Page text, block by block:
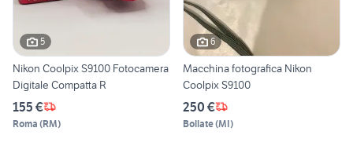
5
Nikon Coolpix S9100 Fotocamera
Digitale Compatta R
155 €
Roma (RM)
6
Macchina fotografica Nikon
Coolpix S9100
250 €
Bollate(MI)